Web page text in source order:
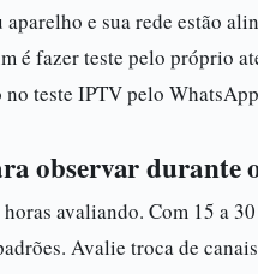
aparelho e sua rede estão
é fazer teste pelo próprio
teste IPTV pelo
observar durante
avaliando. Com 15 a
Avalie troca de